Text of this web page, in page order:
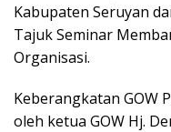
Kabupaten Seruyan
Tajuk Seminar
Organisasi.
Keberangkatan GOW
oleh ketua GOW Hj.